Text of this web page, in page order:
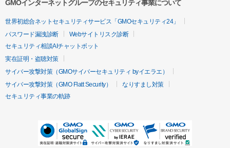
GMOインターネットグループのセキュリティ事業について
世界初総合ネットセキュリティサービス「GMOセキュリティ24」
パスワード漏洩診断
Webサイトリスク診断
セキュリティ相談AIチャットボット
実在証明・盗聴対策
サイバー攻撃対策（GMOサイバーセキュリティ byイエラエ）
サイバー攻撃対策（GMO Flatt Security）
なりすまし対策
セキュリティ事業の軌跡